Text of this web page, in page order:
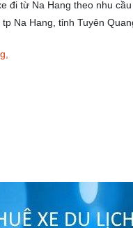
đi từ Na Hang theo nhu
Na Hang, tỉnh Tuyên